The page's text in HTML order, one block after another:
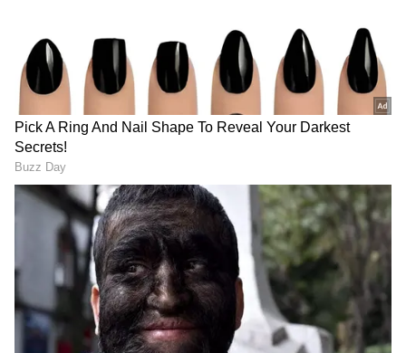
துணை ஆய்வாளர் - 24
DOWNLOAD APP